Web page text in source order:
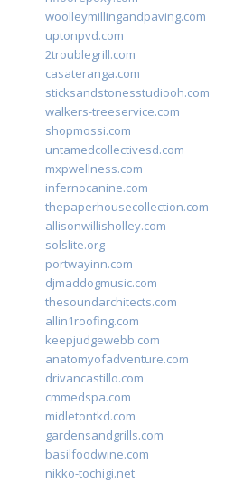
woolleymillingandpaving.com
uptonpvd.com
2troublegrill.com
casateranga.com
sticksandstonesstudiooh.com
walkers-treeservice.com
shopmossi.com
untamedcollectivesd.com
mxpwellness.com
infernocanine.com
thepaperhousecollection.com
allisonwillisholley.com
solslite.org
portwayinn.com
djmaddogmusic.com
thesoundarchitects.com
allin1roofing.com
keepjudgewebb.com
anatomyofadventure.com
drivancastillo.com
cmmedspa.com
midletontkd.com
gardensandgrills.com
basilfoodwine.com
nikko-tochigi.net